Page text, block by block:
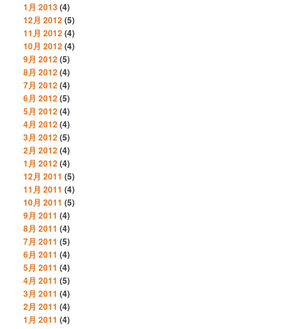
1月 2013(4)
12月 2012(5)
11月 2012(4)
10月 2012(4)
9月 2012(5)
8月 2012(4)
7月 2012(4)
6月 2012(5)
5月 2012(4)
4月 2012(4)
3月 2012(5)
2月 2012(4)
1月 2012(4)
12月 2011 (5)
11月 2011 (4)
10月 2011 (5)
9月 2011 (4)
8月 2011 (4)
7月 2011 (5)
6月 2011 (4)
5月 2011 (4)
4月 2011 (5)
3月 2011 (4)
2月 2011 (4)
1月 2011 (4)